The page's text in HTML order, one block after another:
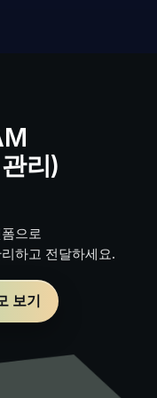
리)
으로
하고 전달하세요.
보기